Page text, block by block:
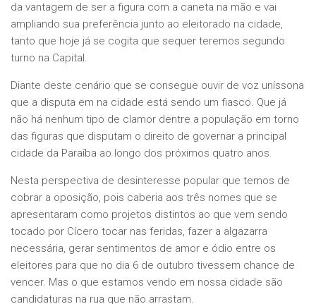
da vantagem de ser a figura com a caneta na mão e vai
ampliando sua preferência junto ao eleitorado na cidade,
tanto que hoje já se cogita que sequer teremos segundo
turno na Capital.
Diante deste cenário que se consegue ouvir de voz uníssona
que a disputa em na cidade está sendo um fiasco. Que já
não há nenhum tipo de clamor dentre a população em torno
das figuras que disputam o direito de governar a principal
cidade da Paraíba ao longo dos próximos quatro anos.
Nesta perspectiva de desinteresse popular que temos de
cobrar a oposição, pois caberia aos três nomes que se
apresentaram como projetos distintos ao que vem sendo
tocado por Cícero tocar nas feridas, fazer a algazarra
necessária, gerar sentimentos de amor e ódio entre os
eleitores para que no dia 6 de outubro tivessem chance de
vencer. Mas o que estamos vendo em nossa cidade são
candidaturas na rua que não arrastam.